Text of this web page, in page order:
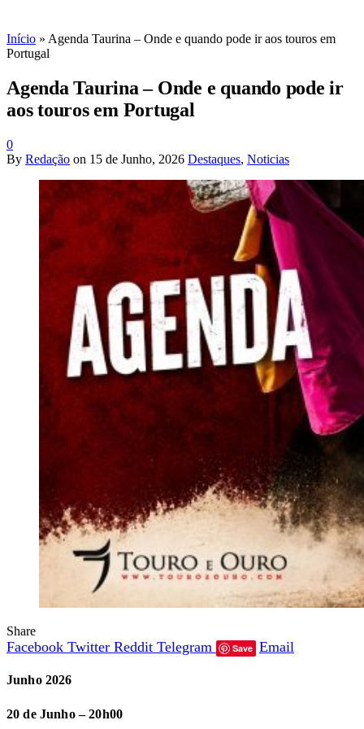
Início » Agenda Taurina – Onde e quando pode ir aos touros em
Portugal
Agenda Taurina – Onde e quando pode ir
aos touros em Portugal
0
By Redação on 15 de Junho, 2026 Destaques, Noticias
Share
Facebook Twitter Reddit Telegram Save Email
Junho 2026
20 de Junho – 20h00